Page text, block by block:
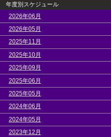
年度別スケジュール
2026年06月
2026年05月
2025年11月
2025年10月
2025年09月
2025年06月
2025年05月
2024年06月
2024年05月
2023年12月